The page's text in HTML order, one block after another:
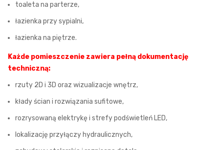
toaleta na parterze,
łazienka przy sypialni,
łazienka na piętrze.
Każde pomieszczenie zawiera pełną dokumentację
techniczną:
rzuty 2D i 3D oraz wizualizacje wnętrz,
kłady ścian i rozwiązania sufitowe,
rozrysowaną elektrykę i strefy podświetleń LED,
lokalizację przyłączy hydraulicznych,